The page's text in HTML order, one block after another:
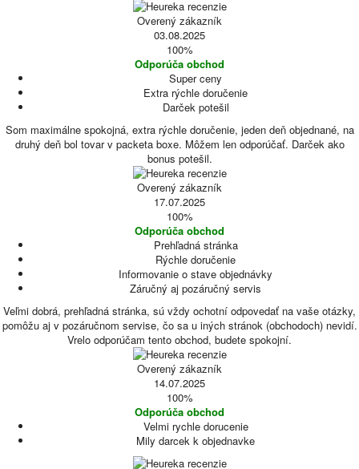
Overený zákazník
03.08.2025
100%
Odporúča obchod
Super ceny
Extra rýchle doručenie
Darček potešil
Som maximálne spokojná, extra rýchle doručenie, jeden deň objednané, na
druhý deň bol tovar v packeta boxe. Môžem len odporúčať. Darček ako
bonus potešil.
Overený zákazník
17.07.2025
100%
Odporúča obchod
Prehľadná stránka
Rýchle doručenie
Informovanie o stave objednávky
Záručný aj pozáručný servis
Veľmi dobrá, prehľadná stránka, sú vždy ochotní odpovedať na vaše otázky,
pomôžu aj v pozáručnom servise, čo sa u iných stránok (obchodoch) nevidí.
Vrelo odporúčam tento obchod, budete spokojní.
Overený zákazník
14.07.2025
100%
Odporúča obchod
Velmi rychle dorucenie
Mily darcek k objednavke